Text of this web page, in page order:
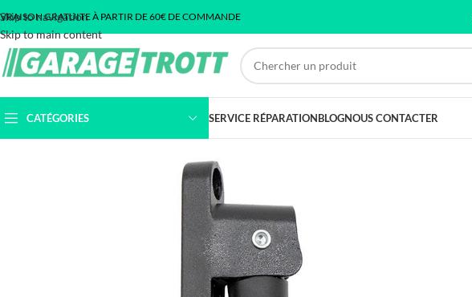
Skip to navigation
Skip to main content
GRATUITE À PARTIR DE 60€ DE COMMANDE
CATÉGORIES SERVICE RÉPARATIONBLOGNOUS CONTACTER